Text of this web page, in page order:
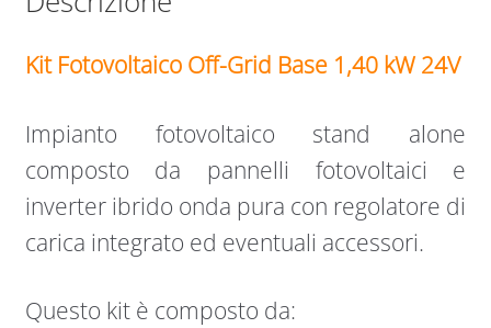
Kit Fotovoltaico Off-Grid Base 1,40 kW 24V
Impianto fotovoltaico stand alone
composto da pannelli fotovoltaici e
inverter ibrido onda pura con regolatore di
carica integrato ed eventuali accessori.
Questo kit è composto da: